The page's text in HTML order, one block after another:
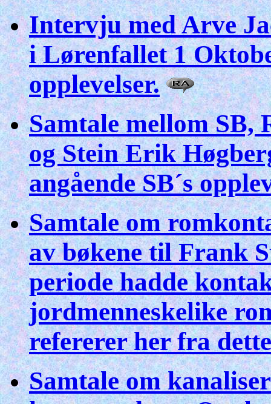
Intervju med Arve
i Lørenfallet 1
opplevelser.
Samtale mellom SB,
og Stein Erik
angående SB´s
Samtale om
av bøkene til Frank
periode hadde
jordmenneskelike
refererer her fra
Samtale om